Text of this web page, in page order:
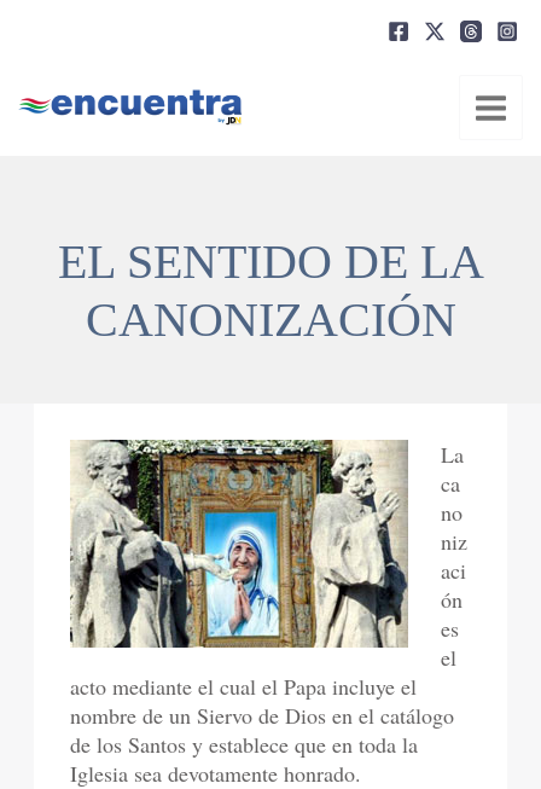
EL SENTIDO DE LA
CANONIZACIÓN
La
ca
no
niz
aci
ón
es
el
acto mediante el cual el Papa incluye el
nombre de un Siervo de Dios en el catálogo
de los Santos y establece que en toda la
Iglesia sea devotamente honrado.